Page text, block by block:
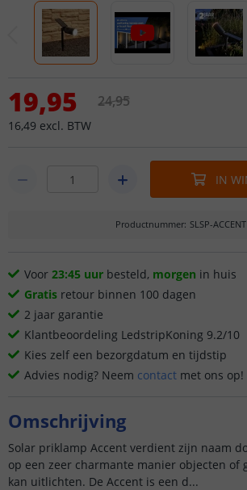
19,95
16,49 excl. BTW
24,95
IN
Productnummer: SLSP-ACCENT
Voor 23:45 uur besteld, morgen in huis
Gratis retour binnen 100 dagen
2 jaar garantie
Klantbeoordeling LedstripKoning 9.2/10
Kies zelf een bezorgdatum en tijdstip
Advies nodig? Neem contact met ons op!
Omschrijving
Solar priklamp Accent verdient zijn naam
op een zeer charmante manier objecten of
kan uitlichten. De Accent is een d...